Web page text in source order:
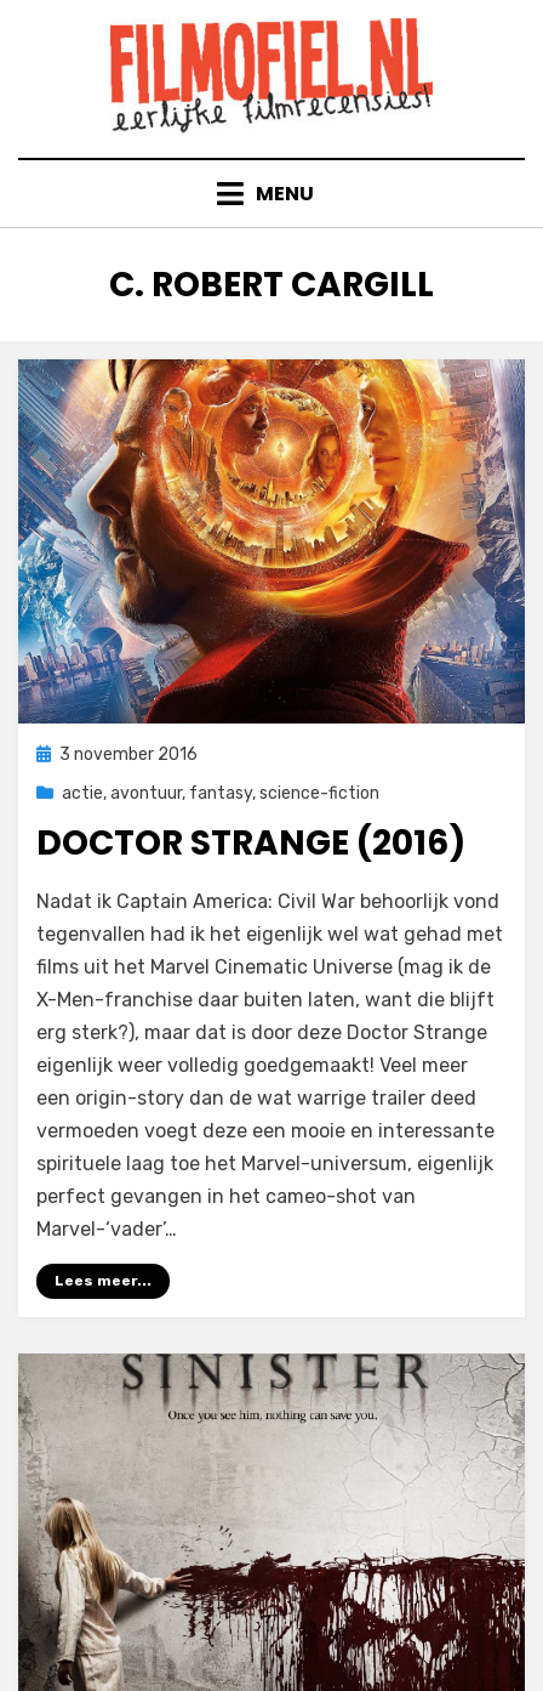
MENU
TAG
:
C. ROBERT CARGILL
Geplaatst
3 november 2016
actie,avontuur, fantasy,science-fiction
DOCTOR STRANGE (2016)
door Filmofiel.nl
3 reacties
op
Doctor
Strange
(2016)
Nadat ik Captain America: Civil War behoorlijk vond
tegenvallen had ik het eigenlijk wel wat gehad met
films uit het Marvel Cinematic Universe (mag ik de
X-Men-franchise daar buiten laten, want die blijft
erg sterk?), maar dat is door deze Doctor Strange
eigenlijk weer volledig goedgemaakt! Veel meer
een origin-story dan de wat warrige trailer deed
vermoeden voegt deze een mooie en interessante
spirituele laag toe het Marvel-universum, eigenlijk
perfect gevangen in het cameo-shot van
Marvel-‘vader’…
Lees meer...